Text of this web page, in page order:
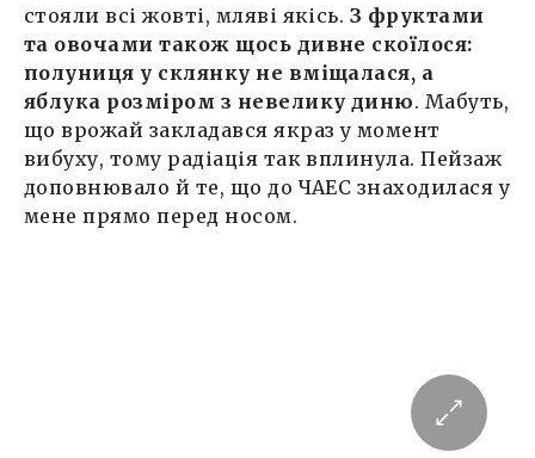
стояли всі жовті, мляві якісь. З фруктами
та овочами також щось дивне скоїлося:
полуниця у склянку не вміщалася, а
яблука розміром з невелику диню. Мабуть,
що врожай закладався якраз у момент
вибуху, тому радіація так вплинула. Пейзаж
доповнювало й те, що до ЧАЕС знаходилася у
мене прямо перед носом.